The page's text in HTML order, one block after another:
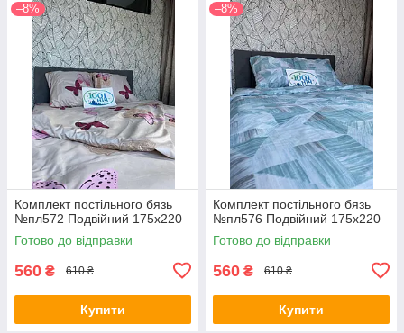
–8%
Комплект постільного бязь
№пл572 Подвійний 175х220
Готово до відправки
560 ₴ 610 ₴
Купити
–8%
Комплект постільного бязь
№пл576 Подвійний 175х220
Готово до відправки
560 ₴ 610 ₴
Купити